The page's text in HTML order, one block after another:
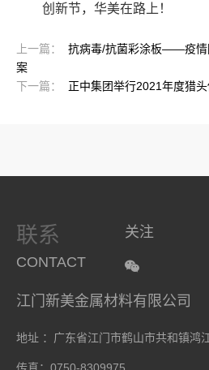
创新节，华美在路上！
上一篇：
抗病毒/抗菌彩涂板——疫情
案
下一篇：
正中集团举行2021年度猎
联系
CONTACT
关注
江门新美金属材料有限公司
地址 ：广东省江门市鹤山市共和镇鸿
传真：0750-8309975